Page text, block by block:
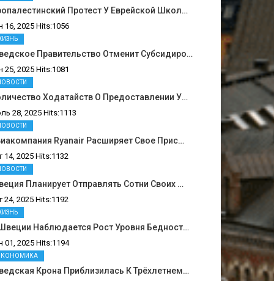
Протест У Еврейской Школ…
16, 2025 Hits:1056
Правительство Отменит Субсидиро…
25, 2025 Hits:1081
Ходатайств О Предоставлении У…
28, 2025 Hits:1113
Ryanair Расширяет Свое Прис…
14, 2025 Hits:1132
Планирует Отправлять Сотни Своих …
24, 2025 Hits:1192
Наблюдается Рост Уровня Бедност…
01, 2025 Hits:1194
Крона Приблизилась К Трёхлетнем…